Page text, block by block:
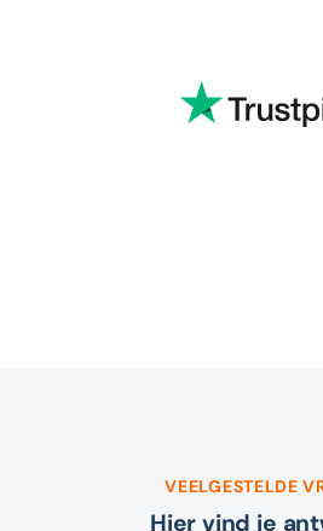
VEELGESTELDE
Hier vind je